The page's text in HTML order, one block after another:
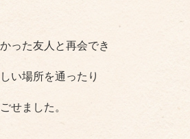
った友人と再会でき
い場所を通ったり
せました。